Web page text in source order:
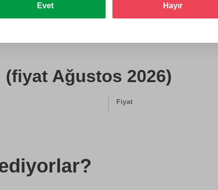
Ağustos 2026)
Fiyat
Evet Hayır